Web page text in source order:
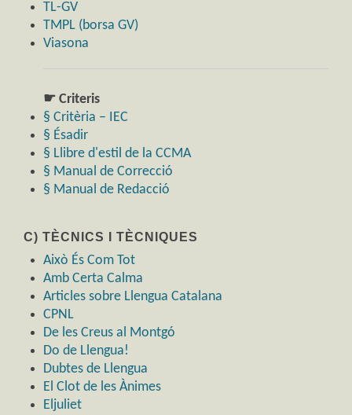
TL-GV
TMPL (borsa GV)
Viasona
☛ Criteris
§ Critèria – IEC
§ Ésadir
§ Llibre d'estil de la CCMA
§ Manual de Correcció
§ Manual de Redacció
C) TÈCNICS I TÈCNIQUES
Això És Com Tot
Amb Certa Calma
Articles sobre Llengua Catalana
CPNL
De les Creus al Montgó
Do de Llengua!
Dubtes de Llengua
El Clot de les Ànimes
Eljuliet